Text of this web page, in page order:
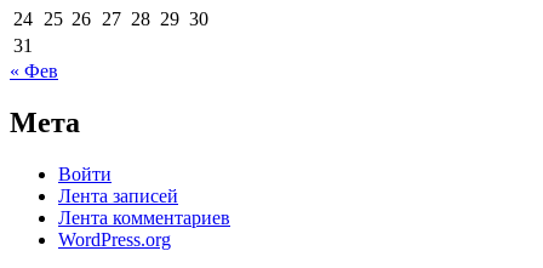
24 25 26 27 28 29 30
31
« Фев
Мета
Войти
Лента записей
Лента комментариев
WordPress.org